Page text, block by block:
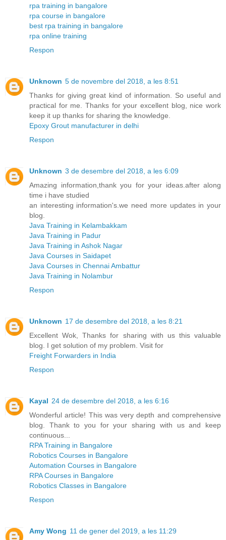
rpa training in bangalore
rpa course in bangalore
best rpa training in bangalore
rpa online training
Respon
Unknown 5 de novembre del 2018, a les 8:51
Thanks for giving great kind of information. So useful and
practical for me. Thanks for your excellent blog, nice work
keep it up thanks for sharing the knowledge.
Epoxy Grout manufacturer in delhi
Respon
Unknown 3 de desembre del 2018, a les 6:09
Amazing information,thank you for your ideas.after along
time i have studied
an interesting information's.we need more updates in your
blog.
Java Training in Kelambakkam
Java Training in Padur
Java Training in Ashok Nagar
Java Courses in Saidapet
Java Courses in Chennai Ambattur
Java Training in Nolambur
Respon
Unknown 17 de desembre del 2018, a les 8:21
Excellent Wok, Thanks for sharing with us this valuable
blog. I get solution of my problem. Visit for
Freight Forwarders in India
Respon
Kayal 24 de desembre del 2018, a les 6:16
Wonderful article! This was very depth and comprehensive
blog. Thank to you for your sharing with us and keep
continuous...
RPA Training in Bangalore
Robotics Courses in Bangalore
Automation Courses in Bangalore
RPA Courses in Bangalore
Robotics Classes in Bangalore
Respon
Amy Wong 11 de gener del 2019, a les 11:29